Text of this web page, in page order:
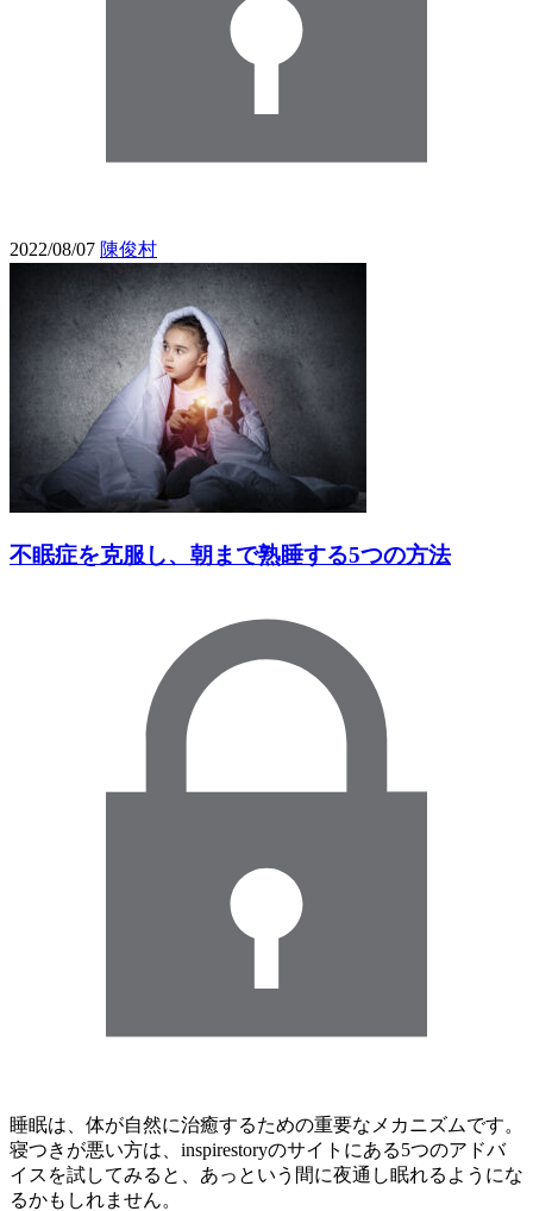
2022/08/07 陳俊村
不眠症を克服し、朝まで熟睡する5つの方法
睡眠は、体が自然に治癒するための重要なメカニズムです。
寝つきが悪い方は、inspirestoryのサイトにある5つのアドバ
イスを試してみると、あっという間に夜通し眠れるようにな
るかもしれません。